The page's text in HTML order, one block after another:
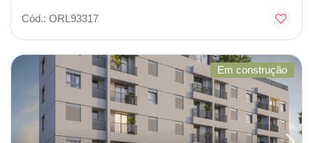
Cód.: ORL93317
Em construção